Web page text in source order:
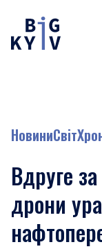
НовиниСвіт
Вдруге
дрони